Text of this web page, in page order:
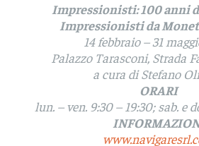
Impressionisti: 100 anni
Impressionisti da
14 febbraio – 31
Palazzo Tarasconi, Strada
a cura di Stefano
ORARI
lun. – ven. 9:30 – 19:30; sab. e